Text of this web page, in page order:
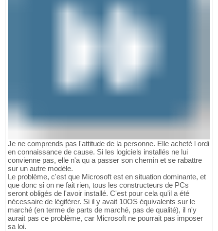
Je ne comprends pas l'attitude de la personne. Elle acheté l ordi
en connaissance de cause. Si les logiciels installés ne lui
convienne pas, elle n'a qu a passer son chemin et se rabattre
sur un autre modèle.
Le problème, c'est que Microsoft est en situation dominante, et
que donc si on ne fait rien, tous les constructeurs de PCs
seront obligés de l'avoir installé. C'est pour cela qu'il a été
nécessaire de légiférer. Si il y avait 10OS équivalents sur le
marché (en terme de parts de marché, pas de qualité), il n'y
aurait pas ce problème, car Microsoft ne pourrait pas imposer
sa loi.